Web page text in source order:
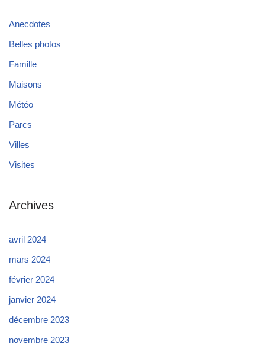
Anecdotes
Belles photos
Famille
Maisons
Météo
Parcs
Villes
Visites
Archives
avril 2024
mars 2024
février 2024
janvier 2024
décembre 2023
novembre 2023